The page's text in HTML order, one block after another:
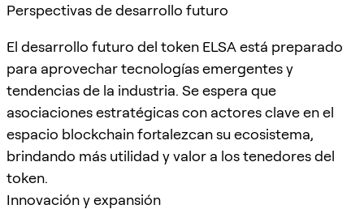
Perspectivas de desarrollo futuro
El desarrollo futuro del token ELSA está preparado
para aprovechar tecnologías emergentes y
tendencias de la industria. Se espera que
asociaciones estratégicas con actores clave en el
espacio blockchain fortalezcan su ecosistema,
brindando más utilidad y valor a los tenedores del
token.
Innovación y expansión